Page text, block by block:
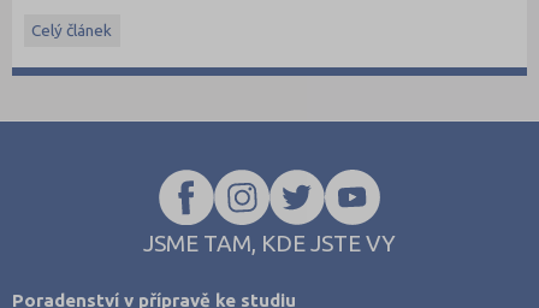
informacemi.
Celý článek
JSME TAM, KDE JSTE VY
Poradenství v přípravě ke studiu